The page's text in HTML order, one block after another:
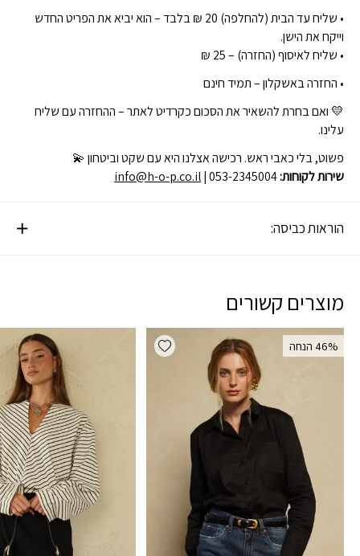
• שליח עד הבית (להחלפה) 20 ₪ בלבד – הוא יביא את הפריט החדש
וייקח את הישן.
• שליח לאיסוף (החזרה) – 25 ₪
• החזרה באשקלון – תמיד חינם
💛 ואם בחרת להשאיר את הסכום כקרדיט לאתר – ההחזרה עם שליח
עלינו.
פשוט, בלי כאבי ראש. רכישה אצלנו היא עם שקט וביטחון 💫
שירות לקוחות:
info@h-o-p.co.il| 053-2345004
הוראות כביסה:
מוצרים קשורים
Add wishlist ‫46% הנחה